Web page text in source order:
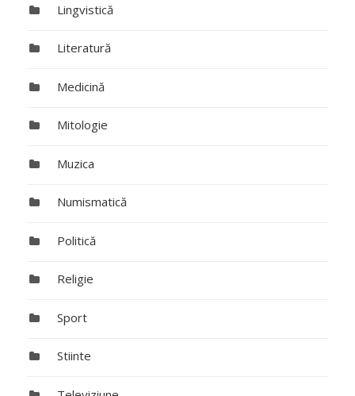
Lingvistică
Literatură
Medicină
Mitologie
Muzica
Numismatică
Politică
Religie
Sport
Stiinte